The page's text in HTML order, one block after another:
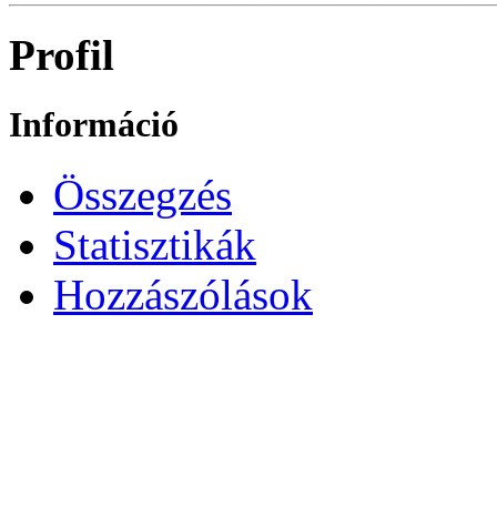
Profil
Információ
Összegzés
Statisztikák
Hozzászólások